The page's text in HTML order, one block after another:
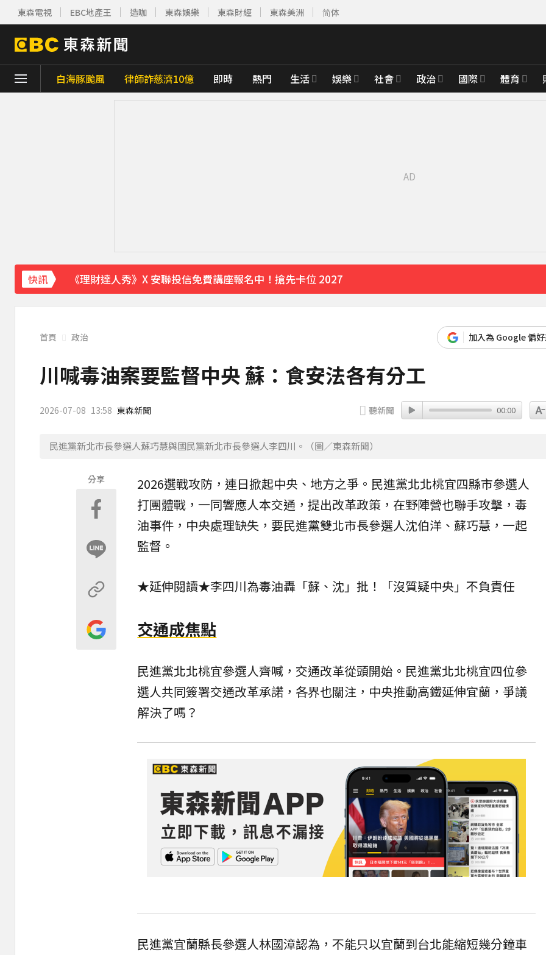
東森電視 EBC地產王 造咖 東森娛樂 東森財經 東森美洲 简体
白海豚颱風 律師詐慈濟10億 即時 熱門 生活 娛樂 社會 政治 國際 體育
快訊
《理財達人秀》X 安聯投信免費講座報名中！搶先卡位 2027
埃及知名女星涉販毒！ 遭「判死刑」震撼社會
46分鐘前
下載東森App，隨時掌握天下大小事！
貨車失控撞上民宅 車頭撞凹駕駛傷重不治
1分鐘前
首頁 政治 加入為 Google 偏
川喊毒油案要監督中央 蘇：食安法各有分工
2026-07-08 13:58 東森新聞 聽新聞 00:00
民進黨新北市長參選人蘇巧慧與國民黨新北市長參選人李四川。（圖／東森新聞）
分享 2026選戰攻防，連日掀起中央、地方之爭。 民進黨北北桃宜四縣市參選人
打團體戰，一同響應人本交通，提出改革政策，在野陣營也聯手攻擊，毒
油事件，中央處理缺失，要民進黨雙北市長參選人沈伯洋、 蘇巧慧 ，一起
監督。
★延伸閱讀★李四川為毒油轟「蘇、沈」批！「沒質疑中央」不負責任
交通成焦點
民進黨北北桃宜參選人齊喊，交通改革從頭開始。民進黨北北桃宜四位參
選人共同簽署交通改革承諾，各界也關注，中央推動高鐵延伸宜蘭，爭議
解決了嗎？
民進黨宜蘭縣長參選人林國漳認為，不能只以宜蘭到台北能縮短幾分鐘車